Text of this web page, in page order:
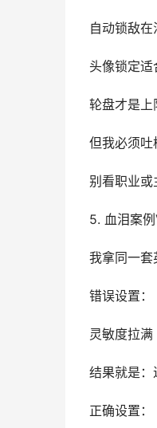
自动锁敌在
头像锁定适
轮盘才是上
但我必须吐
别看职业或
5. 血泪案
我拿同一套
错误设置：
灵敏度拉
结果就是：
正确设置：